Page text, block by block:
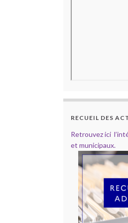
RECUEIL DES
Retrouvez ici
et municipaux.